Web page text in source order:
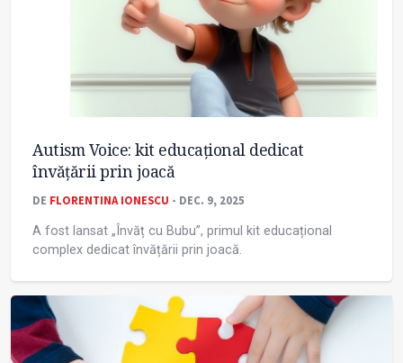
Autism Voice: kit educațional dedicat
învățării prin joacă
DE FLORENTINA IONESCU - DEC. 9, 2025
A fost lansat „Învăț cu Bubu”, primul kit educațional
complex dedicat învățării prin joacă.